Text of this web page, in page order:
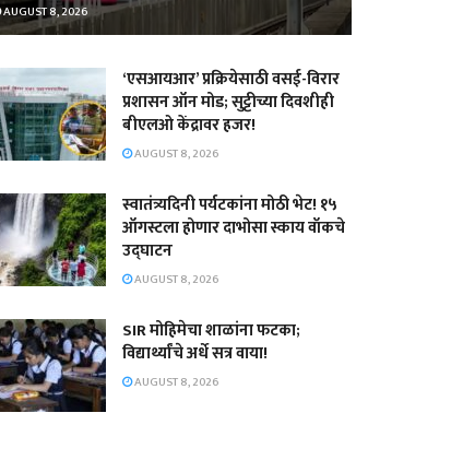
AUGUST 8, 2026
‘एसआयआर’ प्रक्रियेसाठी वसई-विरार
प्रशासन ऑन मोड; सुट्टीच्या दिवशीही
बीएलओ केंद्रावर हजर!
AUGUST 8, 2026
स्वातंत्र्यदिनी पर्यटकांना मोठी भेट! १५
ऑगस्टला होणार दाभोसा स्काय वॉकचे
उद्घाटन
AUGUST 8, 2026
SIR मोहिमेचा शाळांना फटका;
विद्यार्थ्यांचे अर्धे सत्र वाया!
AUGUST 8, 2026